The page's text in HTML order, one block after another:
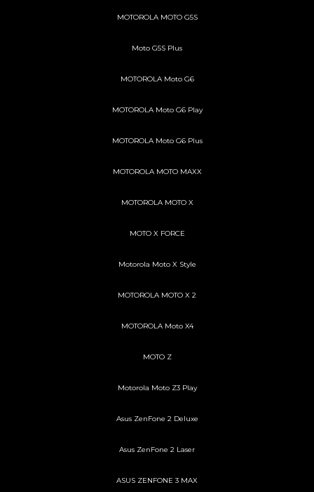
MOTOROLA MOTO G5S
Moto G5S Plus
MOTOROLA Moto G6
MOTOROLA Moto G6 Play
MOTOROLA Moto G6 Plus
MOTOROLA MOTO MAXX
MOTOROLA MOTO X
MOTO X FORCE
Motorola Moto X Style
MOTOROLA MOTO X 2
MOTOROLA Moto X4
MOTO Z
Motorola Moto Z3 Play
Asus ZenFone 2 Deluxe
Asus ZenFone 2 Laser
ASUS ZENFONE 3 MAX